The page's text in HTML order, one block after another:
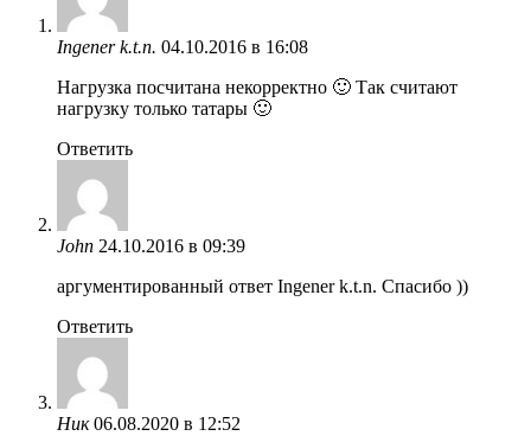
Ingener k.t.n. 04.10.2016 в 16:08
Нагрузка посчитана некорректно 🙂 Так считают
нагрузку только татары 🙂
Ответить
John 24.10.2016 в 09:39
аргументированный ответ Ingener k.t.n. Спасибо ))
Ответить
Ник 06.08.2020 в 12:52